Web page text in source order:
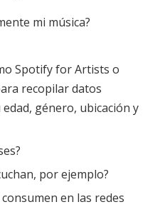
mi música?
Spotify for Artists o
recopilar datos
género, ubicación y
por ejemplo?
en las redes